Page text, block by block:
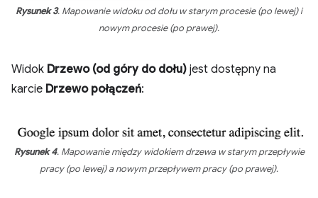
Rysunek 3. Mapowanie widoku od dołu w starym procesie (po lewej) i
nowym procesie (po prawej).
Widok Drzewo (od góry do dołu) jest dostępny na
karcie Drzewo połączeń:
Rysunek 4. Mapowanie między widokiem drzewa w starym przepływie
pracy (po lewej) a nowym przepływem pracy (po prawej).